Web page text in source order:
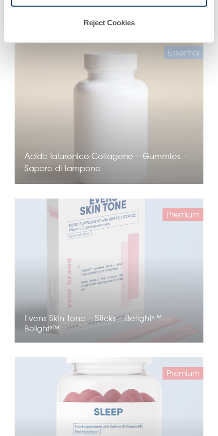
Reject Cookies
Frutti
Essential
Acido Ialuronico Collagene – Gummies –
Sapore di lampone
Premium
Evens Skin Tone – Sticks – Belightᵌ™
Belightᵌ™
Premium